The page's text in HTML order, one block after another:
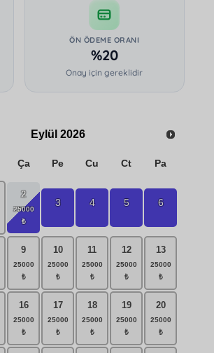
ÖN ÖDEME ORANI
%20
Onay için gereklidir
Eylül 2026
Ça Pe Cu Ct Pa
2
3 4 5 6
9 10 11 12 13
16 17 18 19 20